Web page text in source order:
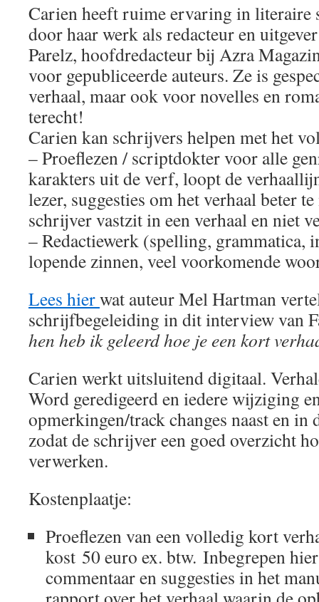
Carien heeft ruime ervaring in literaire
door haar werk als redacteur en
Parelz, hoofdredacteur bij Azra
voor gepubliceerde auteurs. Ze is
verhaal, maar ook voor novelles en
terecht!
Carien kan schrijvers helpen met het
– Proeflezen / scriptdokter voor alle
karakters uit de verf, loopt de
lezer, suggesties om het verhaal beter
schrijver vastzit in een verhaal en niet
– Redactiewerk (spelling, grammatica,
lopende zinnen, veel voorkomende
Lees hierwat auteur Mel Hartman
schrijfbegeleiding in dit interview van
hen heb ik geleerd hoe je een kort
Carien werkt uitsluitend digitaal.
Word geredigeerd en iedere wijziging
opmerkingen/track changes naast en in
zodat de schrijver een goed overzicht
verwerken.
Kostenplaatje:
Proeflezen van een volledig kort
kost 50 euro ex. btw. Inbegrepen
commentaar en suggesties in het